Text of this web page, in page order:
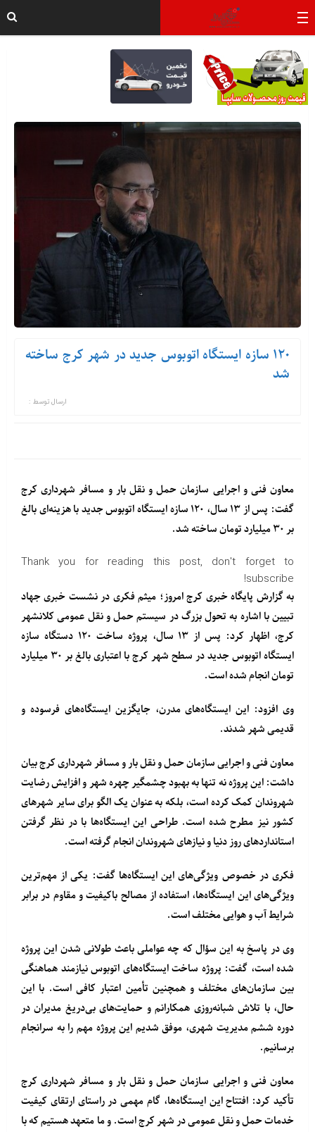
۱۲۰ سازه‌ ایستگاه اتوبوس جدید در شهر کرج ساخته
شد
ارسال توسط :
معاون فنی و اجرایی سازمان حمل و نقل بار و مسافر شهرداری کرج
گفت: پس از ۱۳ سال، ۱۲۰ سازه‌ ایستگاه اتوبوس جدید با هزینه‌ای بالغ
بر ۳۰ میلیارد تومان ساخته شد.
Thank you for reading this post, don't forget to
subscribe!
به گزارش پایگاه خبری کرج امروز؛ میثم فکری در نشست خبری جهاد
تبیین با اشاره به تحول بزرگ در سیستم حمل و نقل عمومی کلانشهر
کرج، اظهار کرد: پس از ۱۳ سال، پروژه ساخت ۱۲۰ دستگاه سازه‌
ایستگاه اتوبوس جدید در سطح شهر کرج با اعتباری بالغ بر ۳۰ میلیارد
تومان انجام شده است.
وی افزود: این‌ ایستگاه‌های مدرن، جایگزین‌ ایستگاه‌های فرسوده و
قدیمی شهر شدند.
معاون فنی و اجرایی سازمان حمل و نقل بار و مسافر شهرداری کرج بیان
داشت: این پروژه نه تنها به بهبود چشمگیر چهره شهر و افزایش رضایت
شهروندان کمک کرده است، بلکه به عنوان یک الگو برای سایر شهرهای
کشور نیز مطرح شده است. طراحی این‌ ایستگاه‌ها با در نظر گرفتن
استانداردهای روز دنیا و نیازهای شهروندان انجام گرفته است.
فکری در خصوص ویژگی‌های این‌ ایستگاه‌ها گفت: یکی از مهم‌ترین
ویژگی‌های این‌ ایستگاه‌ها، استفاده از مصالح باکیفیت و مقاوم در برابر
شرایط آب و هوایی مختلف است.
وی در پاسخ به این سؤال که چه عواملی باعث طولانی شدن این پروژه
شده است، گفت: پروژه ساخت‌ ایستگاه‌های اتوبوس نیازمند هماهنگی
بین سازمان‌های مختلف و همچنین تأمین اعتبار کافی است. با این
حال، با تلاش شبانه‌روزی همکارانم و حمایت‌های بی‌دریغ مدیران در
دوره ششم مدیریت شهری، موفق شدیم این پروژه مهم را به سرانجام
برسانیم.
معاون فنی و اجرایی سازمان حمل و نقل بار و مسافر شهرداری کرج
تأکید کرد: افتتاح این‌ ایستگاه‌ها، گام مهمی در راستای ارتقای کیفیت
خدمات حمل و نقل عمومی در شهر کرج است. و ما متعهد هستیم که با